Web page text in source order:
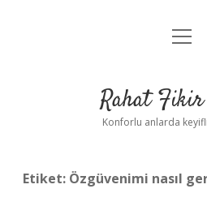
Anasayfa
Yasal
Rahat Fikir
Konforlu anlarda
Etiket: Özgüvenimi nasıl